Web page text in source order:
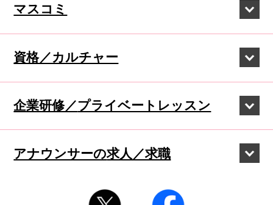
マスコミ
資格／カルチャー
企業研修／プライベートレッスン
アナウンサーの求人／求職